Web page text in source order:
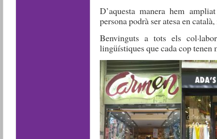
D’aquesta manera hem
persona podrà ser atesa en
Benvinguts a tots els
lingüístiques que cada cop tenen